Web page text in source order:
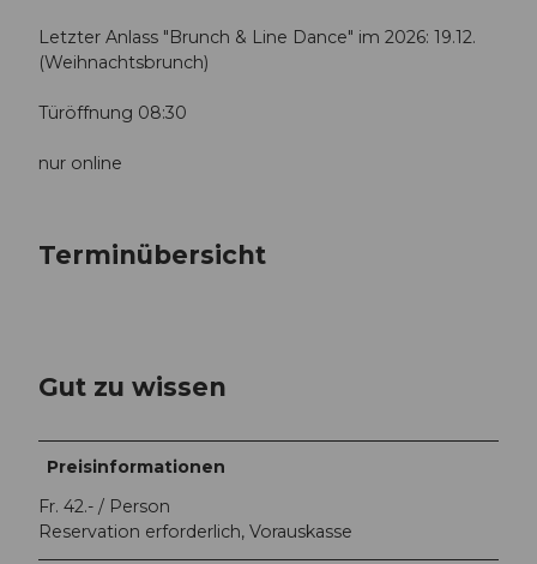
Letzter Anlass "Brunch & Line Dance" im 2026: 19.12.
(Weihnachtsbrunch)
Türöffnung 08:30
nur online
Terminübersicht
Gut zu wissen
Preisinformationen
Fr. 42.- / Person
Reservation erforderlich, Vorauskasse